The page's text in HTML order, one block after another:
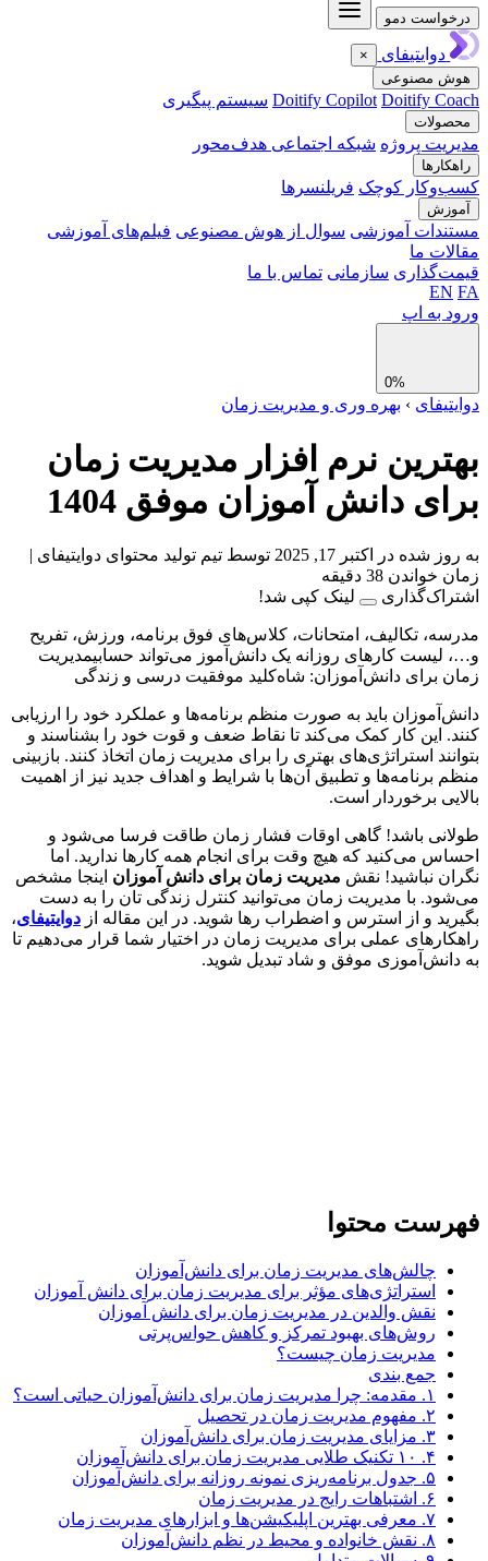
دمو
دوایتیفای
×
مصنوعی
Doitify Copilot Doitify سیستم پیگیری
پروژه شبکه اجتماعی هدف‌محور
کوچک فریلنسرها
آموزشی سوال از هوش مصنوعی فیلم‌های آموزشی
ما
سازمانی تماس با ما
EN
به اپ
› بهره وری و مدیریت زمان
نرم افزار مدیریت زمان
دانش آموزان موفق 1404
شده در اکتبر 17, 2025 توسط تیم تولید محتوای دوایتیفای |
38 دقیقه
لینک کپی شد!
تکالیف، امتحانات، کلاس‌های فوق برنامه، ورزش، تفریح
لیست کارهای روزانه یک دانش‌آموز می‌تواند حسابیمدیریت
برای دانش‌آموزان: شاه‌کلید موفقیت درسی و زندگی
باید به صورت منظم برنامه‌ها و عملکرد خود را ارزیابی
این کار کمک می‌کند تا نقاط ضعف و قوت خود را بشناسند و
استراتژی‌های بهتری را برای مدیریت زمان اتخاذ کنند. بازبینی
برنامه‌ها و تطبیق آن‌ها با شرایط و اهداف جدید نیز از اهمیت
برخوردار است.
باشد! گاهی اوقات فشار زمان طاقت فرسا می‌شود و
می‌کنید که هیچ وقت برای انجام همه کارها ندارید. اما
نباشید! نقشمدیریت زمان برای دانش آموزاناینجا مشخص
با مدیریت زمان می‌توانید کنترل زندگی تان را به دست
و از استرس و اضطراب رها شوید. در این مقاله ازدوایتیفای،
عملی برای مدیریت زمان در اختیار شما قرار می‌دهیم تا
موفق و شاد تبدیل شوید.
محتوا
چالش‌های مدیریت زمان برای دانش‌آموزان
استراتژی‌های مؤثر برای مدیریت زمان برای دانش آموزان
نقش والدین در مدیریت زمان برای دانش آموزان
روش‌های بهبود تمرکز و کاهش حواس‌پرتی
مدیریت زمان چیست؟
جمع بندی